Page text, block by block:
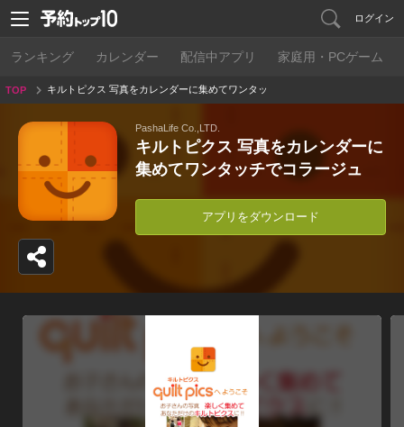
ログイン
ランキング カレンダー 配信中アプリ 家庭用・PCゲーム
TOP
キルトピクス 写真をカレンダーに集めてワンタッ
チでコラージュ
PashaLife Co.,LTD.
キルトピクス 写真をカレンダーに
集めてワンタッチでコラージュ
アプリをダウンロード